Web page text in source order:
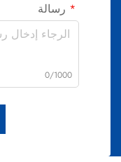
رسالة
0/1000